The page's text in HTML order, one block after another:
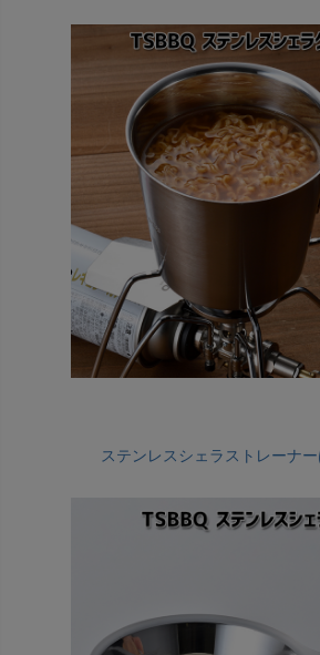
ステンレスシェラストレーナー